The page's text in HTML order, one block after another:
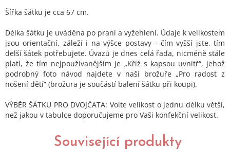
Šířka šátku je cca 67 cm.
Délka šátku je uváděna po praní a vyžehlení. Údaje k velikostem
jsou orientační, záleží i na výšce postavy - čím vyšší jste, tím
delší šátek potřebujete. Úvazů je dnes celá řada, nicméně stále
platí, že tím nejpoužívanějším je „Kříž s kapsou uvnitř“, jehož
podrobný foto návod najdete v naší brožuře „Pro radost z
nošení dětí“ (brožura je součástí balení šátku při koupi).
VÝBĚR ŠÁTKU PRO DVOJČATA: Volte velikost o jednu délku větší,
než jakou v tabulce doporučujeme pro Vaši konfekční velikost.
Související produkty